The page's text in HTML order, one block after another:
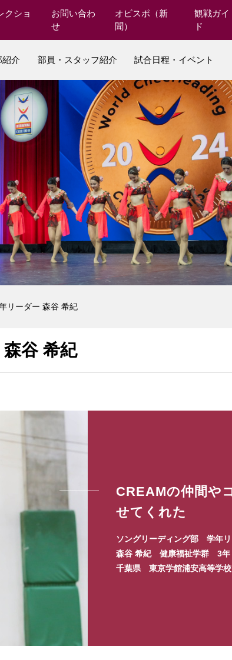
クショ
お問い合わ
せ
オビスポ（新
聞）
観戦ガイ
ド
紹介 部員・スタッフ紹介 試合日程・イベント
リーダー 森谷 希紀
谷 希紀
CREAMの仲間や
せてくれた
ソングリーディング部 学年
森谷 希紀 健康福祉学群 3年
千葉県 東京学館浦安高等学